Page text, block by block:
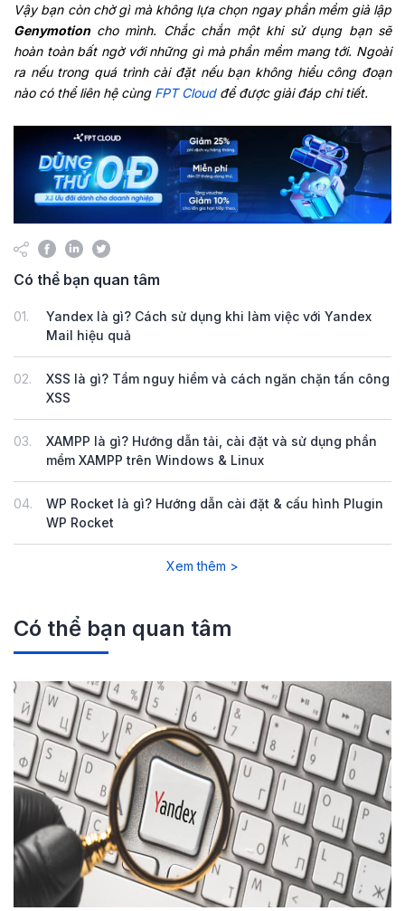
Vậy bạn còn chờ gì mà không lựa chọn ngay phần mềm giả lập
Genymotion cho mình. Chắc chắn một khi sử dụng bạn sẽ
hoàn toàn bất ngờ với những gì mà phần mềm mang tới. Ngoài
ra nếu trong quá trình cài đặt nếu bạn không hiểu công đoạn
nào có thể liên hệ cùng FPT Cloudđể được giải đáp chi tiết.
Có thể bạn quan tâm
01.
Yandex là gì? Cách sử dụng khi làm việc với Yandex
Mail hiệu quả
02.
XSS là gì? Tầm nguy hiểm và cách ngăn chặn tấn công
XSS
03.
XAMPP là gì? Hướng dẫn tải, cài đặt và sử dụng phần
mềm XAMPP trên Windows & Linux
04.
WP Rocket là gì? Hướng dẫn cài đặt & cấu hình Plugin
WP Rocket
Xem thêm >
Có thể bạn quan tâm